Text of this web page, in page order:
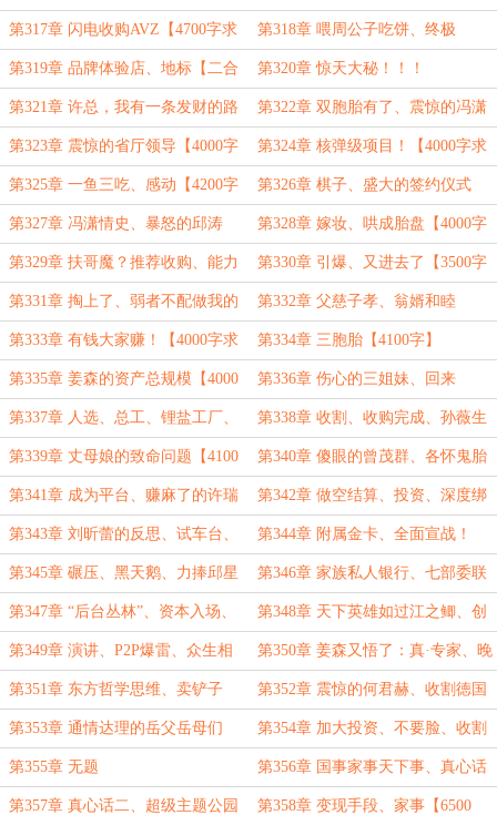
字求订阅】 字求订阅】
第317章 闪电收购AVZ【4700字求
订阅】
第318章 喂周公子吃饼、终极
VIP【二合一8200字求订阅】
第319章 品牌体验店、地标【二合
一7500字】
第320章 惊天大秘！！！
第321章 许总，我有一条发财的路
子【4000字求订阅】
第322章 双胞胎有了、震惊的冯潇
【4000字求订阅】
第323章 震惊的省厅领导【4000字
求订阅】
第324章 核弹级项目！【4000字求
订阅】
第325章 一鱼三吃、感动【4200字
求订阅】
第326章 棋子、盛大的签约仪式
【4200字求订阅】
第327章 冯潇情史、暴怒的邱涛
【4000字】
第328章 嫁妆、哄成胎盘【4000字
求订阅】
第329章 扶哥魔？推荐收购、能力
【4100字求订阅】
第330章 引爆、又进去了【3500字
求月票】
第331章 掏上了、弱者不配做我的
孩子【4100字求订阅】
第332章 父慈子孝、翁婿和睦
【4100字求订阅】
第333章 有钱大家赚！【4000字求
订阅】
第334章 三胞胎【4100字】
第335章 姜森的资产总规模【4000
字求订阅】
第336章 伤心的三姐妹、回来
【4000字求订阅】
第337章 人选、总工、锂盐工厂、
新娘【二合一6500字】
第338章 收割、收购完成、孙薇生
了【6100字】
第339章 丈母娘的致命问题【4100
字求订阅】
第340章 傻眼的曾茂群、各怀鬼胎
【4200字求订阅】
第341章 成为平台、赚麻了的许瑞
铭【4100字求订阅】
第342章 做空结算、投资、深度绑
定【4000字】
第343章 刘昕蕾的反思、试车台、
试爱【4000字求订阅】
第344章 附属金卡、全面宣战！
【4100字求订阅】
第345章 碾压、黑天鹅、力捧邱星
洁【二合一7200字】
第346章 家族私人银行、七部委联
合调研【7200字二合一】
第347章 “后台丛林”、资本入场、
足印【二合一7000字求订阅】
第348章 天下英雄如过江之鲫、创
投会【73000字求订阅】
第349章 演讲、P2P爆雷、众生相
【7400字求订阅】
第350章 姜森又悟了：真·专家、晚
会【6300字】
第351章 东方哲学思维、卖铲子
【7000字求订阅】
第352章 震惊的何君赫、收割徳国
【6500字】
第353章 通情达理的岳父岳母们 第354章 加大投资、不要脸、收割
【7200字求订阅】
第355章 无题 第356章 国事家事天下事、真心话
大冒险【6500字求订阅】
第357章 真心话二、超级主题公园 第358章 变现手段、家事【6500